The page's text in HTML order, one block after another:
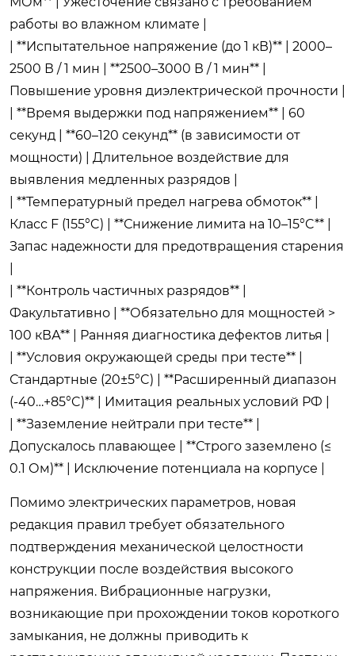
работы во влажном климате |
| **Испытательное напряжение (до 1 кВ)** | 2000–
2500 В / 1 мин | **2500–3000 В / 1 мин** |
Повышение уровня диэлектрической прочности |
| **Время выдержки под напряжением** | 60
секунд | **60–120 секунд** (в зависимости от
мощности) | Длительное воздействие для
выявления медленных разрядов |
| **Температурный предел нагрева обмоток** |
Класс F (155°C) | **Снижение лимита на 10–15°C** |
Запас надежности для предотвращения старения
| **Контроль частичных разрядов** |
Факультативно | **Обязательно для мощностей >
100 кВА** | Ранняя диагностика дефектов литья |
| **Условия окружающей среды при тесте** |
Стандартные (20±5°C) | **Расширенный диапазон
(-40…+85°C)** | Имитация реальных условий РФ |
| **Заземление нейтрали при тесте** |
Допускалось плавающее | **Строго заземлено (≤
0.1 Ом)** | Исключение потенциала на корпусе |
Помимо электрических параметров, новая
редакция правил требует обязательного
подтверждения механической целостности
конструкции после воздействия высокого
напряжения. Вибрационные нагрузки,
возникающие при прохождении токов короткого
замыкания, не должны приводить к